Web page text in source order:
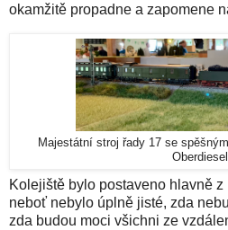
okamžitě propadne a zapomene
Majestátní stroj řady 17 se
Oberdiesel.
Kolejiště bylo postaveno hlavně
neboť nebylo úplně jisté, zda
zda budou moci všichni ze